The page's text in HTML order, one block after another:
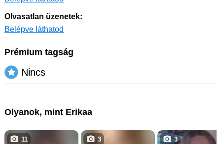
Olvasatlan üzenetek:
Belépve láthatod
Prémium tagság
Nincs
Olyanok, mint Erikaa
11 3 3